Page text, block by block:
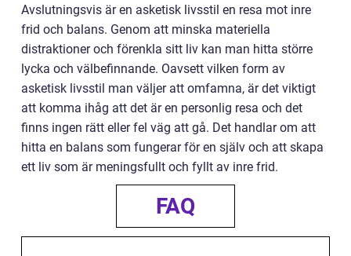
Avslutningsvis är en asketisk livsstil en resa mot inre
frid och balans. Genom att minska materiella
distraktioner och förenkla sitt liv kan man hitta större
lycka och välbefinnande. Oavsett vilken form av
asketisk livsstil man väljer att omfamna, är det viktigt
att komma ihåg att det är en personlig resa och det
finns ingen rätt eller fel väg att gå. Det handlar om att
hitta en balans som fungerar för en själv och att skapa
ett liv som är meningsfullt och fyllt av inre frid.
FAQ